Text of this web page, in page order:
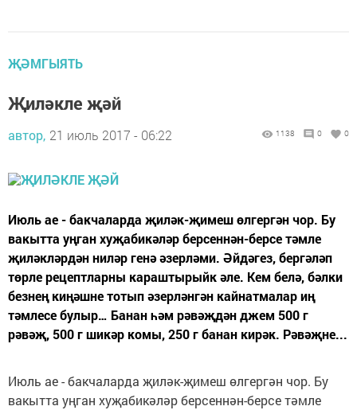
ҖӘМГЫЯТЬ
Җиләкле җәй
автор, 21 июль 2017 - 06:22 1138 0 0
Июль ае - бакчаларда җиләк-җимеш өлгергән чор. Бу
вакытта уңган хуҗабикәләр берсеннән-берсе тәмле
җиләкләрдән ниләр генә әзерләми. Әйдәгез, бергәләп
төрле рецептларны караштырыйк әле. Кем белә, бәлки
безнең киңәшне тотып әзерләнгән кайнатмалар иң
тәмлесе булыр… Банан һәм рәвәҗдән джем 500 г
рәвәҗ, 500 г шикәр комы, 250 г банан кирәк. Рәвәҗне...
Июль ае - бакчаларда җиләк-җимеш өлгергән чор. Бу
вакытта уңган хуҗабикәләр берсеннән-берсе тәмле